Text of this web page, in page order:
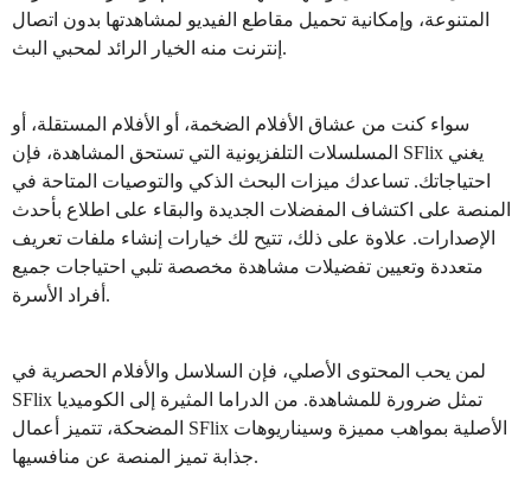
المتنوعة، وإمكانية تحميل مقاطع الفيديو لمشاهدتها بدون اتصال
إنترنت منه الخيار الرائد لمحبي البث.
سواء كنت من عشاق الأفلام الضخمة، أو الأفلام المستقلة، أو
المسلسلات التلفزيونية التي تستحق المشاهدة، فإن SFlix يغني
احتياجاتك. تساعدك ميزات البحث الذكي والتوصيات المتاحة في
المنصة على اكتشاف المفضلات الجديدة والبقاء على اطلاع بأحدث
الإصدارات. علاوة على ذلك، تتيح لك خيارات إنشاء ملفات تعريف
متعددة وتعيين تفضيلات مشاهدة مخصصة تلبي احتياجات جميع
أفراد الأسرة.
لمن يحب المحتوى الأصلي، فإن السلاسل والأفلام الحصرية في
SFlix تمثل ضرورة للمشاهدة. من الدراما المثيرة إلى الكوميديا
المضحكة، تتميز أعمال SFlix الأصلية بمواهب مميزة وسيناريوهات
جذابة تميز المنصة عن منافسيها.